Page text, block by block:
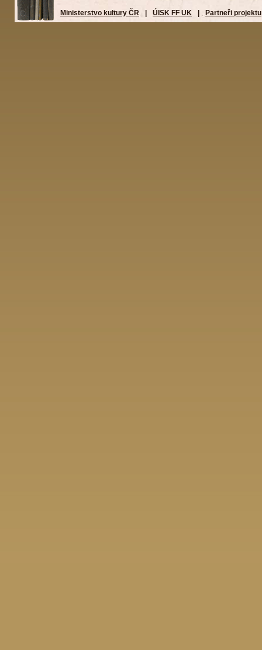
Ministerstvo kultury ČR ÚISK FF UK Partneři projektu